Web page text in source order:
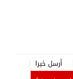
أرسل خبرا